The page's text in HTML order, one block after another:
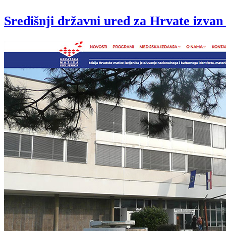
Središnji državni ured za Hrvate